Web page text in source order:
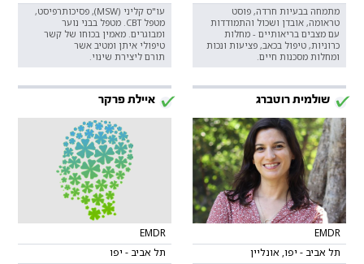
מתמחה בבעיות חרדה, פוסט
טראומה, אובדן ושכול והתמודדות
עם מצבים בריאותיים - מחלות
כרוניות, טיפול בכאב, פציעות ונכות
ומחלות מסכנות חיים.
עו"ס קליני (MSW), פסיכותרפיסט,
מטפל CBT. מטפל בבני נוער
ומבוגרים. מאמין בכוחו של קשר
טיפולי איתן ומטיב אשר
תורם ליצירת שינוי.
שולמית רוטברג
EMDR
תל אביב - יפו, אונליין
איילת פרקר
EMDR
תל אביב - יפו